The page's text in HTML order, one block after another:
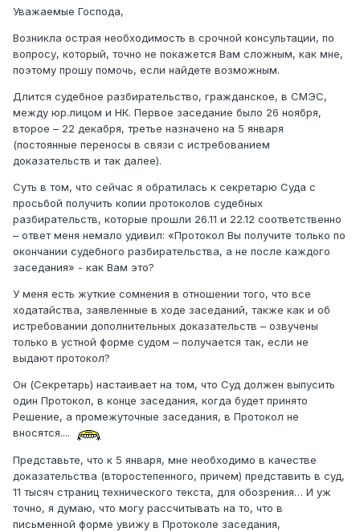
Уважаемые Господа,
Возникла острая необходимость в срочной консультации, по
вопросу, который, точно не покажется Вам сложным, как мне,
поэтому прошу помочь, если найдете возможным.
Длится судебное разбирательство, гражданское, в СМЭС,
между юр.лицом и НК. Первое заседание было 26 ноября,
второе – 22 декабря, третье назначено на 5 января
(постоянные переносы в связи с истребованием
доказательств и так далее).
Суть в том, что сейчас я обратилась к секретарю Суда с
просьбой получить копии протоколов судебных
разбирательств, которые прошли 26.11 и 22.12 соответственно
– ответ меня немало удивил: «Протокол Вы получите только по
окончании судебного разбирательства, а не после каждого
заседания» - как Вам это?
У меня есть жуткие сомнения в отношении того, что все
ходатайства, заявленные в ходе заседаний, также как и об
истребовании дополнительных доказательств – озвучены
только в устной форме судом – получается так, если не
выдают протокол?
Он (Секретарь) настаивает на том, что Суд должен выпусить
один Протокол, в конце заседания, когда будет принято
Решение, а промежуточные заседания, в Протокол не
вносятся....
Представьте, что к 5 января, мне необходимо в качестве
доказательства (второстепенного, причем) представить в суд,
11 тысяч страниц технического текста, для обозрения… И уж
точно, я думаю, что могу рассчитывать на то, что в
письменной форме увижу в Протоколе заседания,